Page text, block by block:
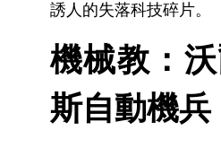
誘人的失落科技碎片。
機械教：
斯自動機兵